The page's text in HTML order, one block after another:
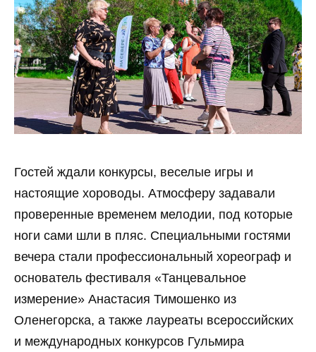
Гостей ждали конкурсы, веселые игры и
настоящие хороводы. Атмосферу задавали
проверенные временем мелодии, под которые
ноги сами шли в пляс. Специальными гостями
вечера стали профессиональный хореограф и
основатель фестиваля «Танцевальное
измерение» Анастасия Тимошенко из
Оленегорска, а также лауреаты всероссийских
и международных конкурсов Гульмира